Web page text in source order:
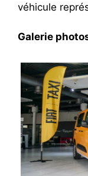
véhicule
Galerie